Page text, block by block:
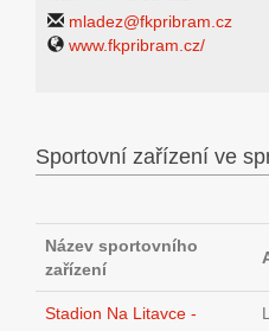
mladez@fkpribram.cz
www.fkpribram.cz/
Sportovní zařízení ve
Název sportovního
zařízení
Stadion Na Litavce -